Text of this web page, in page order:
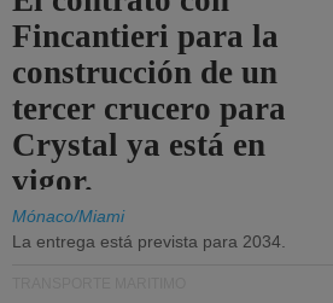
Fincantieri para la
construcción de un
tercer crucero para
Crystal ya está en
vigor.
Mónaco/Miami
La entrega está prevista para 2034.